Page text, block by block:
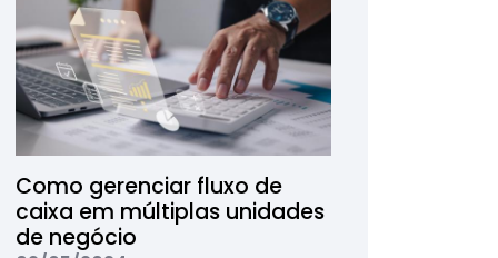
Como gerenciar fluxo de
caixa em múltiplas unidades
de negócio